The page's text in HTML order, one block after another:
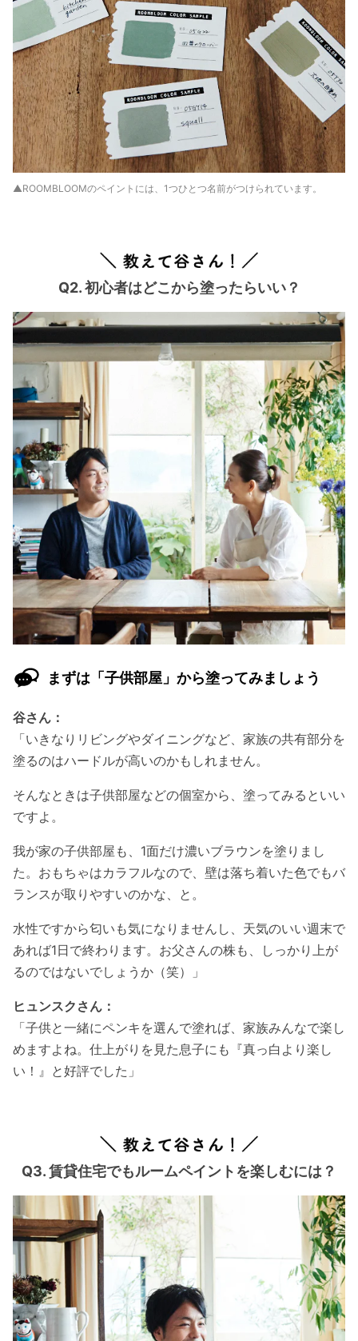
▲ROOMBLOOMのペイントには、1つひとつ名前がつけられています。
Q2. 初心者はどこから塗ったらいい？
まずは「子供部屋」から塗ってみましょう
谷さん：
「いきなりリビングやダイニングなど、家族の共有部分を
塗るのはハードルが高いのかもしれません。
そんなときは子供部屋などの個室から、塗ってみるといい
ですよ。
我が家の子供部屋も、1面だけ濃いブラウンを塗りまし
た。おもちゃはカラフルなので、壁は落ち着いた色でもバ
ランスが取りやすいのかな、と。
水性ですから匂いも気になりませんし、天気のいい週末で
あれば1日で終わります。お父さんの株も、しっかり上が
るのではないでしょうか（笑）」
ヒュンスクさん：
「子供と一緒にペンキを選んで塗れば、家族みんなで楽し
めますよね。仕上がりを見た息子にも『真っ白より楽し
い！』と好評でした」
Q3. 賃貸住宅でもルームペイントを楽しむには？